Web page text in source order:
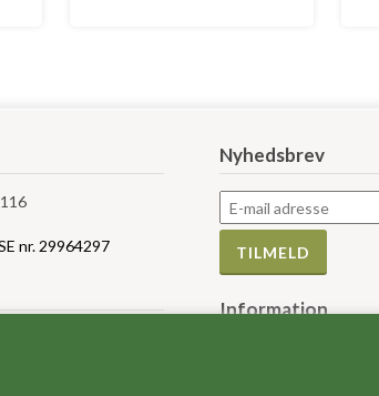
nr. 29964297
Nyhedsbrev
Information